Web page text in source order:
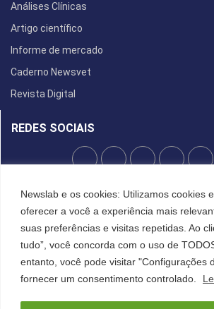
Newslab e os cookies: Utilizamos cookies
oferecer a você a experiência mais
suas preferências e visitas repetidas. Ao
tudo”, você concorda com o uso de
entanto, você pode visitar "Configurações
fornecer um consentimento controlado.
Análises Clínicas
Artigo científico
Informe de mercado
Caderno Newsvet
Revista Digital
REDES SOCIAIS
POLÍTICA DE PRIVACIDADE
Cookies
©2022 All Right Reserved. Designed and